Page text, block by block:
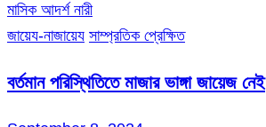
মাসিক আদর্শ নারী
জায়েয-নাজায়েয সাম্প্রতিক প্রেক্ষিত
বর্তমান পরিস্থিতিতে মাজার ভাঙ্গা জায়েজ নেই